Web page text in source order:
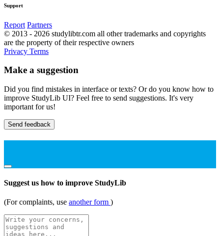
Support
Report Partners
© 2013 - 2026 studylibtr.com all other trademarks and copyrights
are the property of their respective owners
Privacy Terms
Make a suggestion
Did you find mistakes in interface or texts? Or do you know how to
improve StudyLib UI? Feel free to send suggestions. It's very
important for us!
Send feedback
Suggest us how to improve StudyLib
(For complaints, use another form )